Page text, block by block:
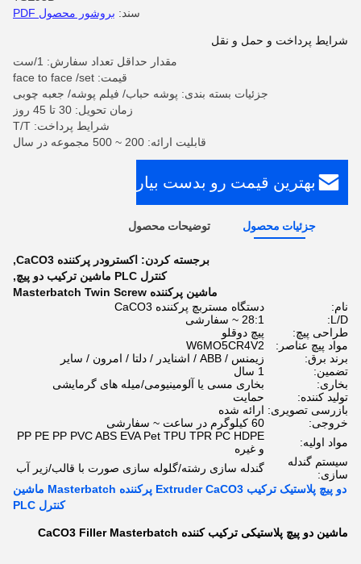
سند: بروشور محصول PDF
شرایط پرداخت و حمل و نقل
مقدار حداقل تعداد سفارش: 1/ست
قیمت: face to face /set
جزئیات بسته بندی: پوشه حباب/ فیلم پوشه/ جعبه چوبی
زمان تحویل: 30 تا 45 روز
شرایط پرداخت: T/T
قابلیت ارائه: 200 ~ 500 مجموعه در سال
بهترین قیمت رو بدست بیار
جزئیات محصول توضیحات محصول
برجسته کردن: اکسترودر پرکننده CaCO3
,
کنترل PLC ماشین ترکیب دو پیچ
,
ماشین پرکننده Masterbatch Twin Screw
نام:
دستگاه مستربچ پرکننده CaCO3
L/D:
28:1 ~ سفارشی
طراحی پیچ:
پیچ دوقلو
مواد پیچ ​​عناصر:
W6MO5CR4V2
برند برق:
زیمنس / ABB / اشنایدر / دلتا / امرون / سایر
تضمین:
1 سال
بخاری:
بخاری مسی یا آلومینیومی/میله های گرمایشی
تولید کننده:
حمایت
بازرسی تصویری: ارائه شده
خروجی:
60 کیلوگرم در ساعت ~ سفارشی
مواد اولیه:
PP PE PP PVC ABS EVA Pet TPU TPR PC HDPE
و غیره
سیستم گندله
سازی:
گندله سازی رشته/گلوله سازی صورت با قالب/زیر آب
دو پیچ پلاستیک ترکیب Extruder CaCO3 پرکننده Masterbatch ماشین
کنترل PLC
ماشین دو پیچ پلاستیکی ترکیب کننده CaCO3 Filler Masterbatch